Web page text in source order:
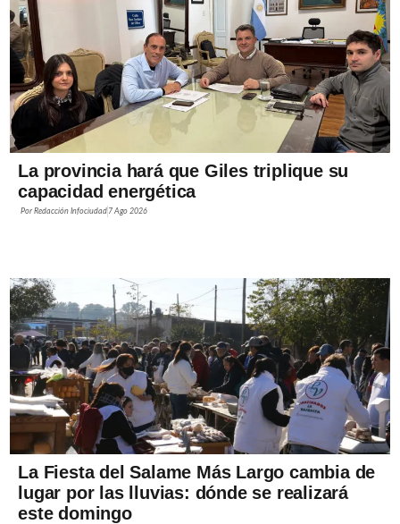
La provincia hará que Giles triplique su
capacidad energética
PorRedacción Infociudad 7 Ago 2026
La Fiesta del Salame Más Largo cambia de
lugar por las lluvias: dónde se realizará
este domingo